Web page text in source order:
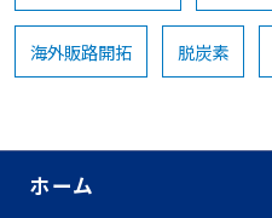
海外販路開拓 脱炭素
ホーム